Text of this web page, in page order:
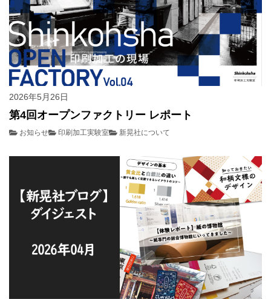
2026年5月26日
第4回オープンファクトリー レポート
お知らせ 印刷加工実験室 新晃社について